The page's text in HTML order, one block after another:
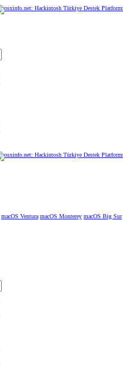
macOS Ventura macOS Monterey macOS Big Sur